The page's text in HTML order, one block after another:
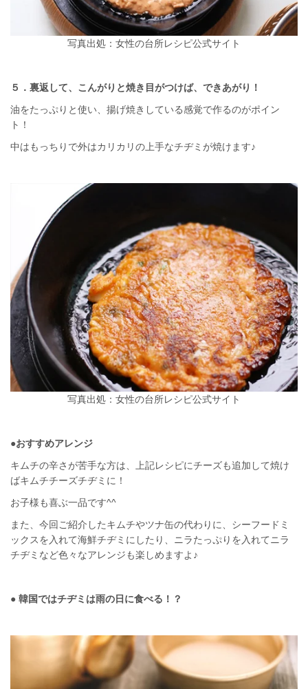
写真出処：女性の台所レシピ公式サイト
５．裏返して、こんがりと焼き目がつけば、できあがり！
油をたっぷりと使い、揚げ焼きしている感覚で作るのがポイン
ト！
中はもっちりで外はカリカリの上手なチヂミが焼けます♪
写真出処：女性の台所レシピ公式サイト
●おすすめアレンジ
キムチの辛さが苦手な方は、上記レシピにチーズも追加して焼け
ばキムチチーズチヂミに！
お子様も喜ぶ一品です^^
また、今回ご紹介したキムチやツナ缶の代わりに、シーフードミ
ックスを入れて海鮮チヂミにしたり、ニラたっぷりを入れてニラ
チヂミなど色々なアレンジも楽しめますよ♪
● 韓国ではチヂミは雨の日に食べる！？